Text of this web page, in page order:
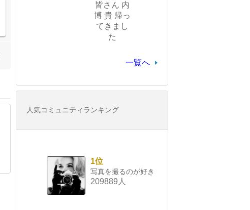
皆さん 内
博 貴 帰っ
てきまし
た
一覧へ
人気コミュニティランキング
1位
写真を撮るのが好き
209889人